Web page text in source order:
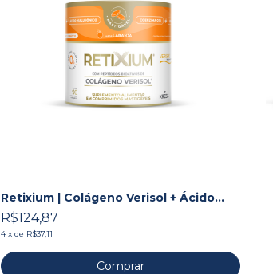
Retixium | Colágeno Verisol + Ácido
Hialurônico + Associações
R$124,87
4 x de R$37,11
Comprar